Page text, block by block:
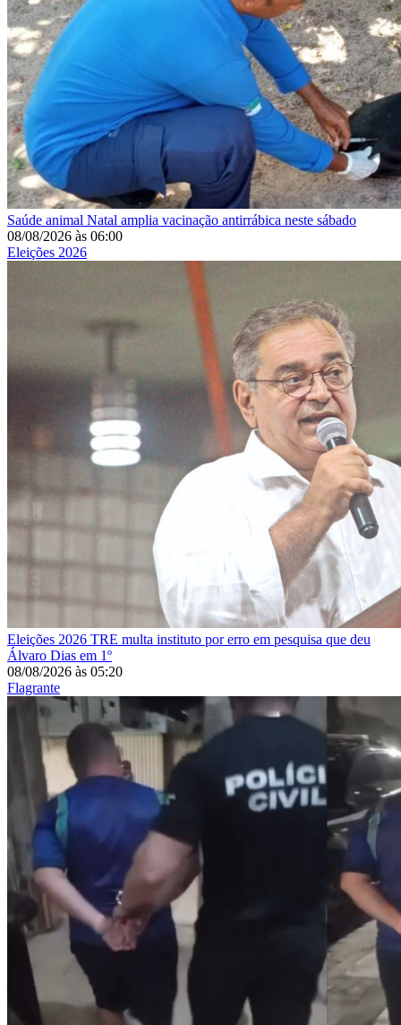
Saúde animal Natal amplia vacinação antirrábica neste sábado
08/08/2026 às 06:00
Eleições 2026
Eleições 2026 TRE multa instituto por erro em pesquisa que deu
Álvaro Dias em 1º
08/08/2026 às 05:20
Flagrante